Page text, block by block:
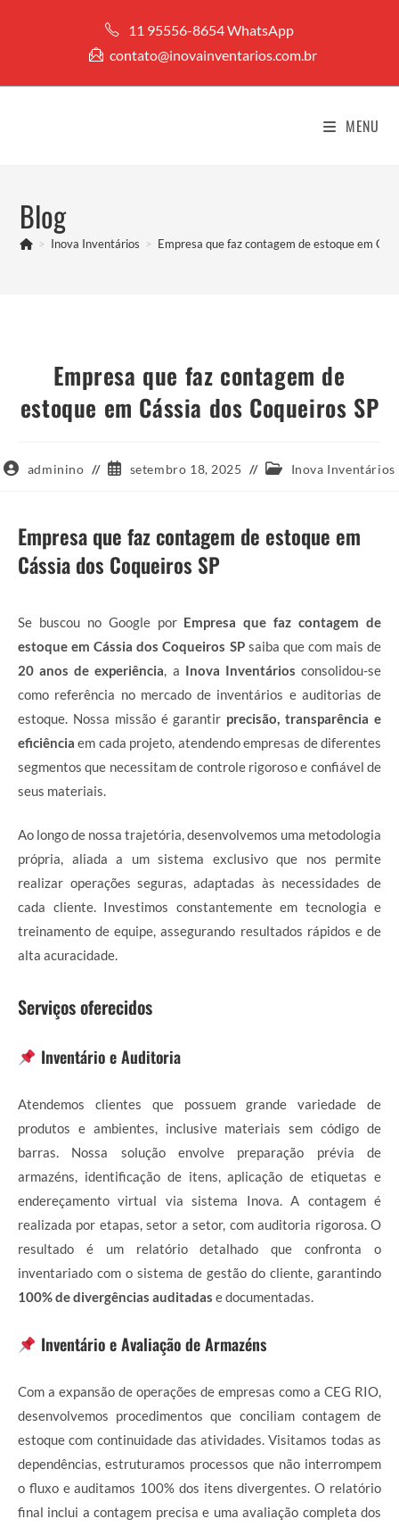
11 95556-8654 WhatsApp
contato@inovainventarios.com.br
MENU
Blog
> Inova Inventários > Empresa que faz contagem de estoque em
Empresa que faz contagem de
estoque em Cássia dos Coqueiros SP
Autoradminino
Postsetembro 18, 2025
Categoria
Inova Inventários
Empresa que faz contagem de estoque em
Cássia dos Coqueiros SP
Se buscou no Google por Empresa que faz contagem de
estoque em Cássia dos Coqueiros SPsaiba que com mais de
20 anos de experiência , a Inova Inventários consolidou-se
como referência no mercado de inventários e auditorias de
estoque. Nossa missão é garantir precisão, transparência e
eficiência em cada projeto, atendendo empresas de diferentes
segmentos que necessitam de controle rigoroso e confiável de
seus materiais.
Ao longo de nossa trajetória, desenvolvemos uma metodologia
própria, aliada a um sistema exclusivo que nos permite
realizar operações seguras, adaptadas às necessidades de
cada cliente. Investimos constantemente em tecnologia e
treinamento de equipe, assegurando resultados rápidos e de
alta acuracidade.
Serviços oferecidos
Inventário e Auditoria
Atendemos clientes que possuem grande variedade de
produtos e ambientes, inclusive materiais sem código de
barras. Nossa solução envolve preparação prévia de
armazéns, identificação de itens, aplicação de etiquetas e
endereçamento virtual via sistema Inova. A contagem é
realizada por etapas, setor a setor, com auditoria rigorosa. O
resultado é um relatório detalhado que confronta o
inventariado com o sistema de gestão do cliente, garantindo
100% de divergências auditadas e documentadas.
Inventário e Avaliação de Armazéns
Com a expansão de operações de empresas como a CEG RIO,
desenvolvemos procedimentos que conciliam contagem de
estoque com continuidade das atividades. Visitamos todas as
dependências, estruturamos processos que não interrompem
o fluxo e auditamos 100% dos itens divergentes. O relatório
final inclui a contagem precisa e uma avaliação completa dos